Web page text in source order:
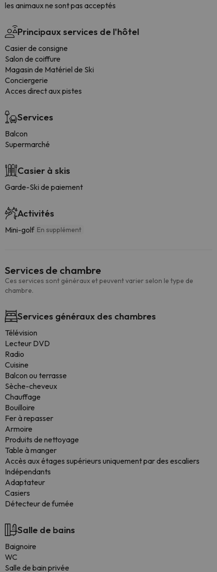
les animaux ne sont pas acceptés
Principaux services de l'hôtel
Casier de consigne
Salon de coiffure
Magasin de Matériel de Ski
Conciergerie
Acces direct aux pistes
Services
Balcon
Supermarché
Casier à skis
Garde-Ski de paiement
Activités
Mini-golf En supplément
Services de chambre
Ces services sont généraux et peuvent varier selon le type de
chambre.
Services généraux des chambres
Télévision
Lecteur DVD
Radio
Cuisine
Balcon ou terrasse
Sèche-cheveux
Chauffage
Bouilloire
Fer à repasser
Armoire
Produits de nettoyage
Table à manger
Accès aux étages supérieurs uniquement par des escaliers
Indépendants
Adaptateur
Casiers
Détecteur de fumée
Salle de bains
Baignoire
WC
Salle de bain privée